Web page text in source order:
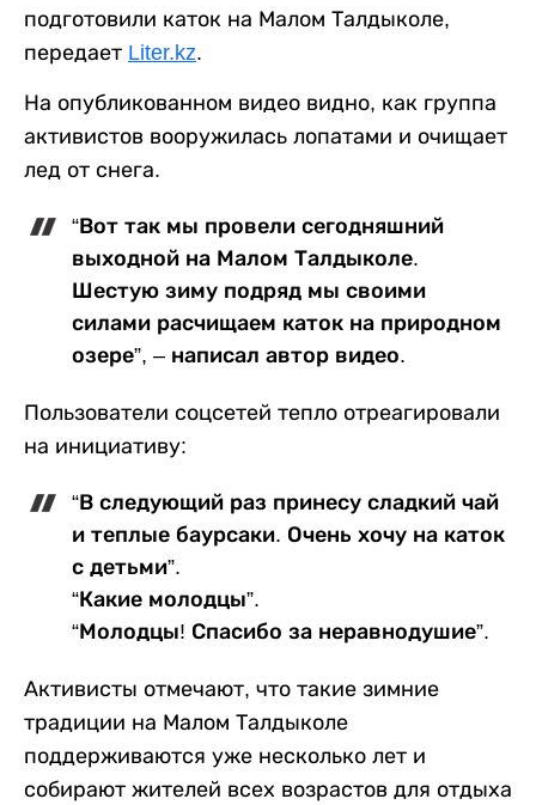
подготовили каток на Малом Талдыколе,
передает Liter.kz.
На опубликованном видео видно, как группа
активистов вооружилась лопатами и очищает
лед от снега.
“Вот так мы провели сегодняшний
выходной на Малом Талдыколе.
Шестую зиму подряд мы своими
силами расчищаем каток на природном
озере”, – написал автор видео.
Пользователи соцсетей тепло отреагировали
на инициативу:
“В следующий раз принесу сладкий чай
и теплые баурсаки. Очень хочу на каток
с детьми”.
“Какие молодцы”.
“Молодцы! Спасибо за неравнодушие”.
Активисты отмечают, что такие зимние
традиции на Малом Талдыколе
поддерживаются уже несколько лет и
собирают жителей всех возрастов для отдыха